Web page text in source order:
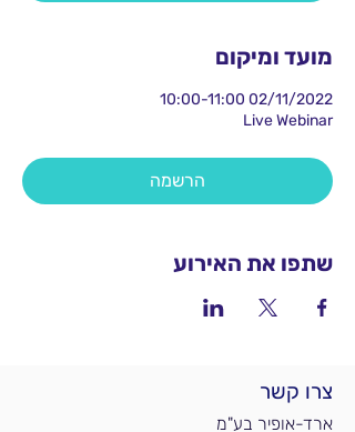
מועד ומיקום
02/11/2022 10:00-11:00
Live Webinar
הרשמה
שתפו את האירוע
צרו קשר
ארד-אופיר בע"מ